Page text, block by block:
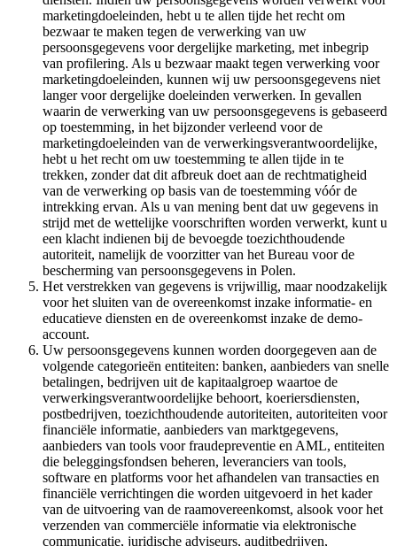
marketingdoeleinden, hebt u te allen tijde het recht om
bezwaar te maken tegen de verwerking van uw
persoonsgegevens voor dergelijke marketing, met inbegrip
van profilering. Als u bezwaar maakt tegen verwerking voor
marketingdoeleinden, kunnen wij uw persoonsgegevens niet
langer voor dergelijke doeleinden verwerken. In gevallen
waarin de verwerking van uw persoonsgegevens is gebaseerd
op toestemming, in het bijzonder verleend voor de
marketingdoeleinden van de verwerkingsverantwoordelijke,
hebt u het recht om uw toestemming te allen tijde in te
trekken, zonder dat dit afbreuk doet aan de rechtmatigheid
van de verwerking op basis van de toestemming vóór de
intrekking ervan. Als u van mening bent dat uw gegevens in
strijd met de wettelijke voorschriften worden verwerkt, kunt u
een klacht indienen bij de bevoegde toezichthoudende
autoriteit, namelijk de voorzitter van het Bureau voor de
bescherming van persoonsgegevens in Polen.
Het verstrekken van gegevens is vrijwillig, maar noodzakelijk
voor het sluiten van de overeenkomst inzake informatie- en
educatieve diensten en de overeenkomst inzake de demo-
account.
Uw persoonsgegevens kunnen worden doorgegeven aan de
volgende categorieën entiteiten: banken, aanbieders van snelle
betalingen, bedrijven uit de kapitaalgroep waartoe de
verwerkingsverantwoordelijke behoort, koeriersdiensten,
postbedrijven, toezichthoudende autoriteiten, autoriteiten voor
financiële informatie, aanbieders van marktgegevens,
aanbieders van tools voor fraudepreventie en AML, entiteiten
die beleggingsfondsen beheren, leveranciers van tools,
software en platforms voor het afhandelen van transacties en
financiële verrichtingen die worden uitgevoerd in het kader
van de uitvoering van de raamovereenkomst, alsook voor het
verzenden van commerciële informatie via elektronische
communicatie, juridische adviseurs, auditbedrijven,